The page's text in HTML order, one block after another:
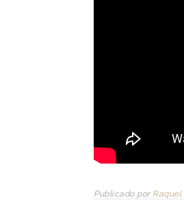
Publicado por Raquel